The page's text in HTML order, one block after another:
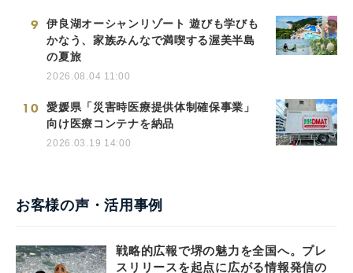
9
伊良湖オーシャンリゾート 遊びも学びも
かなう、家族みんなで満喫する渥美半島
の夏旅
2026.08.04 11:00
10
愛媛県「災害時医療提供体制確保事業」
向け医療コンテナを納品
2026.03.19 14:00
お客様の声・活用事例
戦略的広報で堺の魅力を全国へ。プレ
スリリースを起点に広がる情報発信の